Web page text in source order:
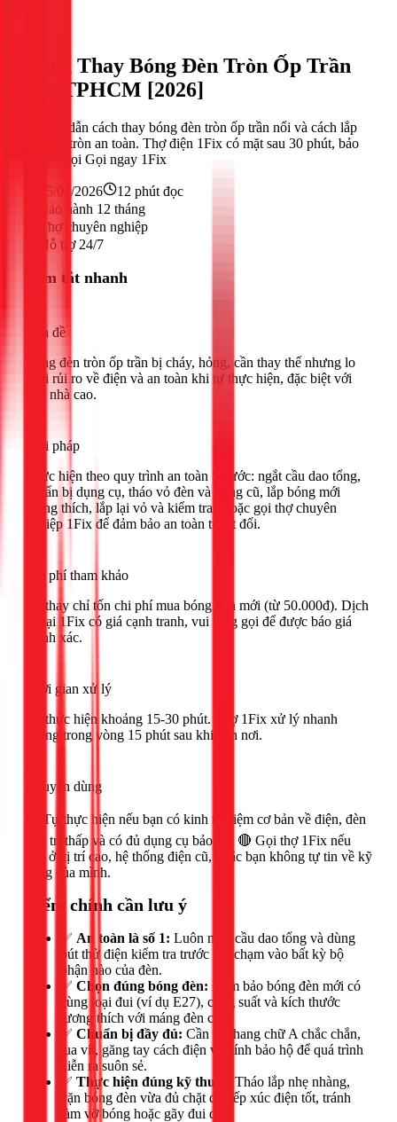
Cách Thay Bóng Đèn Tròn Ốp Trần
Nổi TPHCM [2026]
Hướng dẫn cách thay bóng đèn tròn ốp trần nổi và cách lắp
đèn led tròn an toàn. Thợ điện 1Fix có mặt sau 30 phút, bảo
hành! Gọi Gọi ngay 1Fix
25/02/2026 12 phút đọc
Bảo hành 12 tháng
Thợ chuyên nghiệp
Hỗ trợ 24/7
Tóm tắt nhanh
Vấn đề
Bóng đèn tròn ốp trần bị cháy, hỏng, cần thay thế nhưng lo
ngại rủi ro về điện và an toàn khi tự thực hiện, đặc biệt với
trần nhà cao.
Giải pháp
Thực hiện theo quy trình an toàn 5 bước: ngắt cầu dao tổng,
chuẩn bị dụng cụ, tháo vỏ đèn và bóng cũ, lắp bóng mới
tương thích, lắp lại vỏ và kiểm tra. Hoặc gọi thợ chuyên
nghiệp 1Fix để đảm bảo an toàn tuyệt đối.
Chi phí tham khảo
Tự thay chỉ tốn chi phí mua bóng đèn mới (từ 50.000đ). Dịch
vụ tại 1Fix có giá cạnh tranh, vui lòng gọi để được báo giá
chính xác.
Thời gian xử lý
Tự thực hiện khoảng 15-30 phút. Thợ 1Fix xử lý nhanh
chóng trong vòng 15 phút sau khi đến nơi.
Khuyên dùng
🟢 Tự thực hiện nếu bạn có kinh nghiệm cơ bản về điện, đèn
ở vị trí thấp và có đủ dụng cụ bảo hộ. 🔴 Gọi thợ 1Fix nếu
đèn ở vị trí cao, hệ thống điện cũ, hoặc bạn không tự tin về kỹ
năng của mình.
Điểm chính cần lưu ý
✅ An toàn là số 1: Luôn ngắt cầu dao tổng và dùng
bút thử điện kiểm tra trước khi chạm vào bất kỳ bộ
phận nào của đèn.
✅ Chọn đúng bóng đèn: Đảm bảo bóng đèn mới có
cùng loại đui (ví dụ E27), công suất và kích thước
tương thích với máng đèn cũ.
✅ Chuẩn bị đầy đủ: Cần có thang chữ A chắc chắn,
tua vít, găng tay cách điện và kính bảo hộ để quá trình
diễn ra suôn sẻ.
✅ Thực hiện đúng kỹ thuật:
Tháo lắp nhẹ nhàng,
vặn bóng đèn vừa đủ chặt để tiếp xúc điện tốt, tránh
làm vỡ bóng hoặc gãy đui đèn.